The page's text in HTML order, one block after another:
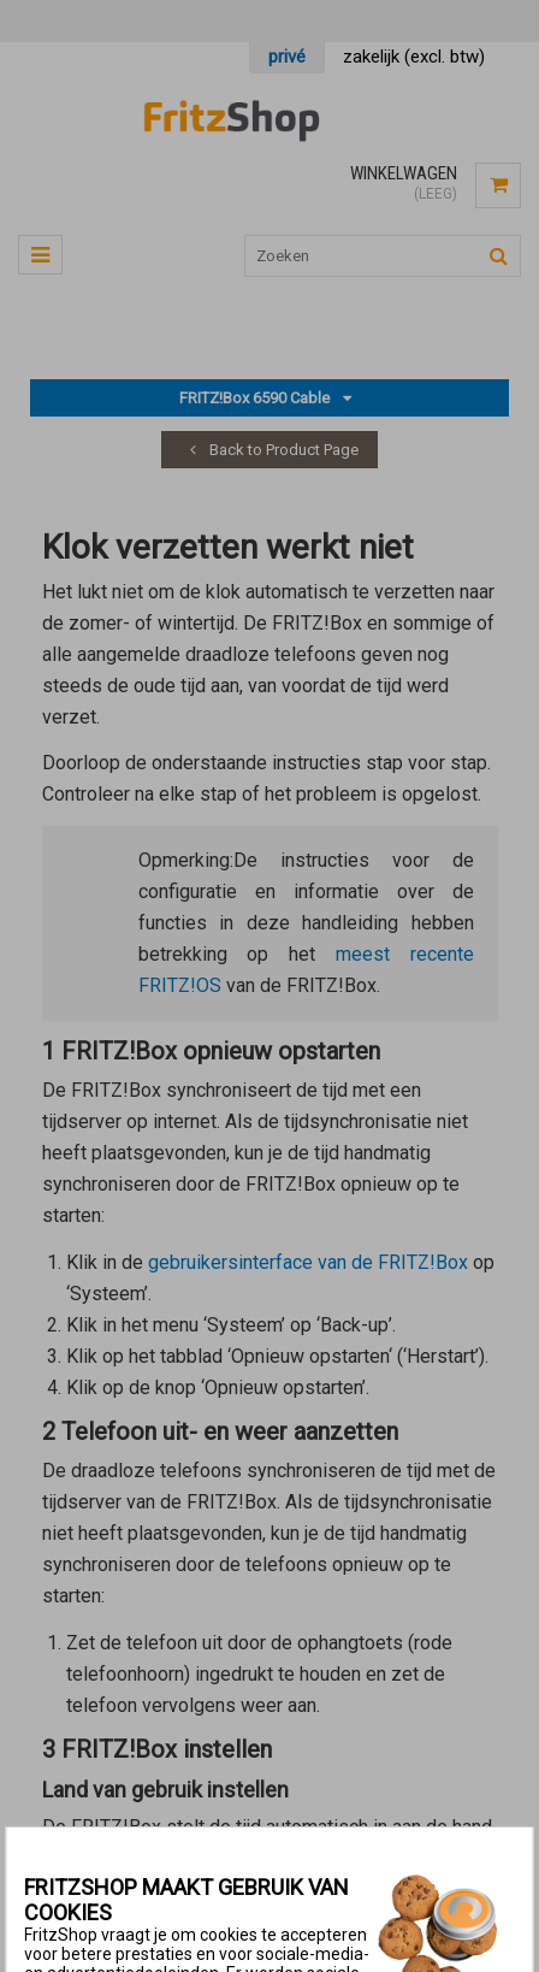
privé zakelijk (excl. btw)
WINKELWAGEN
(LEEG)
FRITZ!Box 6590 Cable
Back to Product Page
Klok verzetten werkt niet
Het lukt niet om de klok automatisch te verzetten naar
de zomer- of wintertijd. De FRITZ!Box en sommige of
alle aangemelde draadloze telefoons geven nog
steeds de oude tijd aan, van voordat de tijd werd
verzet.
Doorloop de onderstaande instructies stap voor stap.
Controleer na elke stap of het probleem is opgelost.
Opmerking: De instructies voor de
configuratie en informatie over de
functies in deze handleiding hebben
betrekking op het meest recente
FRITZ!OS van de FRITZ!Box.
1 FRITZ!Box opnieuw opstarten
De FRITZ!Box synchroniseert de tijd met een
tijdserver op internet. Als de tijdsynchronisatie niet
heeft plaatsgevonden, kun je de tijd handmatig
synchroniseren door de FRITZ!Box opnieuw op te
starten:
Klik in de gebruikersinterface van de FRITZ!Boxop
‘Systeem’.
Klik in het menu ‘Systeem’ op ‘Back-up’.
Klik op het tabblad ‘Opnieuw opstarten‘ (‘Herstart’).
Klik op de knop ‘Opnieuw opstarten’.
2 Telefoon uit- en weer aanzetten
De draadloze telefoons synchroniseren de tijd met de
tijdserver van de FRITZ!Box. Als de tijdsynchronisatie
niet heeft plaatsgevonden, kun je de tijd handmatig
synchroniseren door de telefoons opnieuw op te
starten:
Zet de telefoon uit door de ophangtoets (rode
telefoonhoorn) ingedrukt te houden en zet de
telefoon vervolgens weer aan.
3 FRITZ!Box instellen
Land van gebruik instellen
De FRITZ!Box stelt de tijd automatisch in aan de hand
gebruikt.
Klik in degebruikersinterface van de FRITZ!Boxop
FRITZSHOP MAAKT GEBRUIK VAN
COOKIES
FritzShop vraagt je om cookies te accepteren
voor betere prestaties en voor sociale-media-